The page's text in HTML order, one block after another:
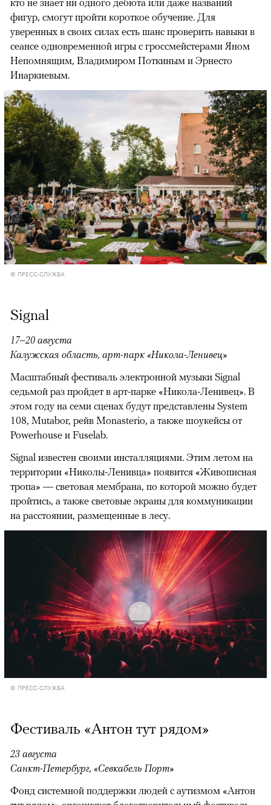
фигур, смогут пройти короткое обучение. Для
уверенных в своих силах есть шанс проверить навыки в
сеансе одновременной игры с гроссмейстерами Яном
Непомнящим, Владимиром Поткиным и Эрнесто
Инаркиевым.
© ПРЕСС-СЛУЖБА
Signal
17–20 августа
Калужская область, арт-парк «Никола-Ленивец»
Масштабный фестиваль электронной музыки Signal
седьмой раз пройдет в арт-парке «Никола-Ленивец». В
этом году на семи сценах будут представлены System
108, Mutabor, рейв Monasterio, а также шоукейсы от
Powerhouse и Fuselab.
Signal известен своими инсталляциями. Этим летом на
территории «Николы-Ленивца» появится «Живописная
тропа» — световая мембрана, по которой можно будет
пройтись, а также световые экраны для коммуникации
на расстоянии, размещенные в лесу.
© ПРЕСС-СЛУЖБА
Фестиваль «Антон тут рядом»
23 августа
Санкт-Петербург, «Севкабель Порт»
Фонд системной поддержки людей с аутизмом «Антон